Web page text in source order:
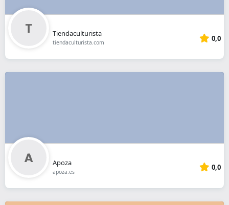
Tiendaculturista
tiendaculturista.com 0,0
Apoza
apoza.es 0,0